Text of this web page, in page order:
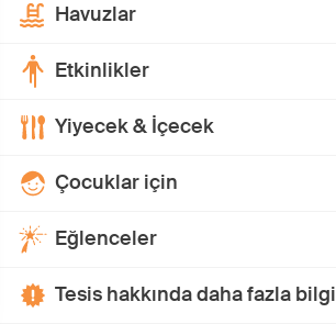
Havuzlar
Etkinlikler
Yiyecek & İçecek
Çocuklar için
Eğlenceler
Tesis hakkında daha fazla bilgi